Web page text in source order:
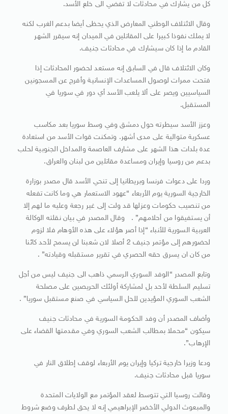
كل من يشارك في محادثات لا تفضي الى خلع الأسد.
وقال الائتلاف الوطني المعارض الذي يحظى أيضا بدعم الغرب لكنه
لا يملك نفوذا كبيرا على المقاتلين في الميدان إنه سيقرر الشهر
القادم ما إذا كان سيشارك في محادثات جنيف.
وكان الائتلاف قال في السابق إنه مستعد لحضور المحادثات إذا
فتحت ممرات لوصول المساعدات الإنسانية وأفرج عن المسجونين
السياسيين ويصر على ألا يلعب الأسد أي دور في سوريا في
المستقبل.
وعزز الأسد سيطرته حول دمشق وفي وسط سوريا بعد مكاسب
عسكرية متوالية على مدى أشهر. وتمكنت قوات الأسد من استعادة
عدة بلدات هذا الشهر على مشارف العاصمة والمداخل الجنوبية لحلب
بدعم من روسيا وإيران ومساعدة مقاتلين من لبنان والعراق.
وردا على دعوات فرنسا وبريطانيا إلى تنحي الأسد قال مصدر بوزارة
الخارجية السورية يوم الأربعاء “عهود الاستعمار هي وما كانت تفعله
من تنصيب حكومات وعزلها قد ولت إلى غير رجعة وعليه ما لهم إلا
أن يستفيقوا من أحلامهم” . وقال المصدر في بيان نقلته الوكالة
العربية السورية للأنباء “إذا أصر هؤلاء على هذه الأوهام فلا لزوم
لحضورهم إلى مؤتمر جنيف 2 أصلا لان شعبنا لن يسمح لأحد كائنا
من كان ان يسرق حقه الحصري في تقرير مستقبله وقيادته” .
وتابع المصدر “الوفد السوري الرسمي ذاهب الى جنيف ليس من أجل
تسليم السلطة لأحد بل لمشاركة أولئك الحريصين على مصلحة
الشعب السوري المؤيدين للحل السياسي في صنع مستقبل سوريا” .
وأضاف المصدر أن وفد الحكومة السورية في محادثات جنيف
سيكون “محملا بمطالب الشعب السوري وفي مقدمتها القضاء على
الإرهاب”.
ودعا وزيرا خارجية تركيا وإيران يوم الأربعاء لوقف إطلاق النار في
سوريا قبل محادثات جنيف.
وقالت روسيا التي تتوسط لعقد المؤتمر مع الولايات المتحدة
والمبعوث الدولي الأخضر الإبراهيمي إنه لا يحق لطرف وضع شروط